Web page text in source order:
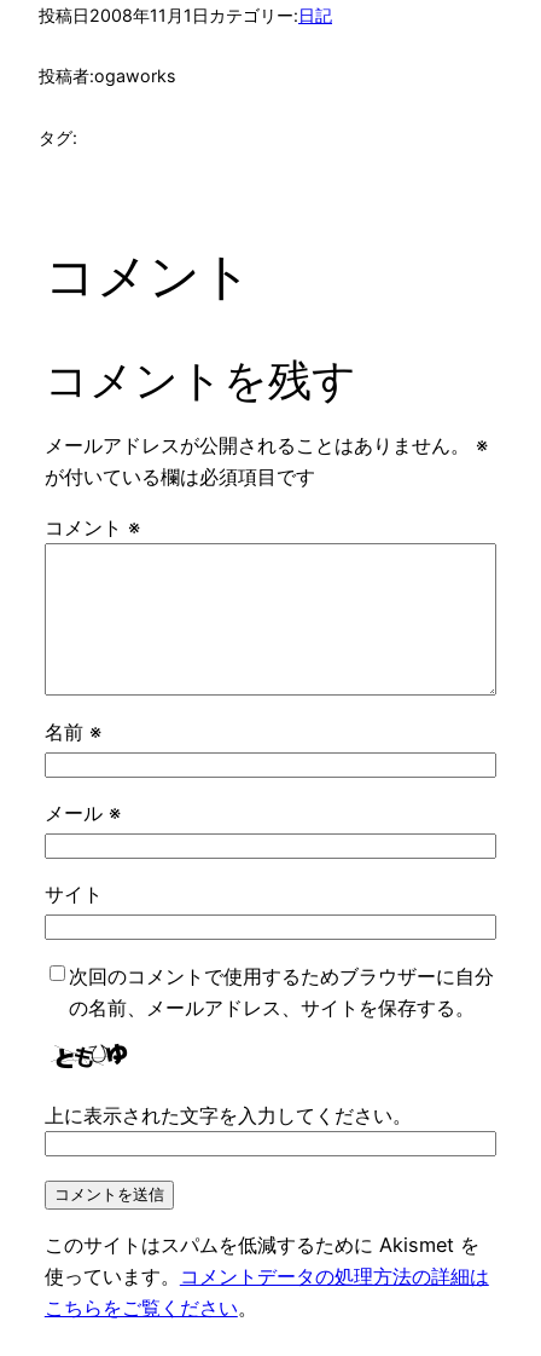
投稿日2008年11月1日カテゴリー:日記
投稿者:ogaworks
タグ:
コメント
コメントを残す
メールアドレスが公開されることはありません。
※
が付いている欄は必須項目です
コメント ※
名前 ※
メール ※
サイト
次回のコメントで使用するためブラウザーに自分
の名前、メールアドレス、サイトを保存する。
上に表示された文字を入力してください。
このサイトはスパムを低減するために Akismet を
使っています。
コメントデータの処理方法の詳細は
こちらをご覧ください。